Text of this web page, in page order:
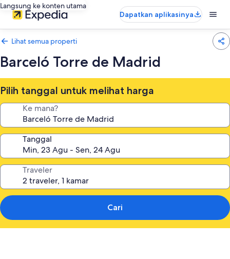
Langsung ke konten utama
Dapatkan aplikasinya
Lihat semua properti
Barceló Torre de Madrid
Pilih tanggal untuk melihat harga
Ke mana?
Tanggal
Traveler
Cari